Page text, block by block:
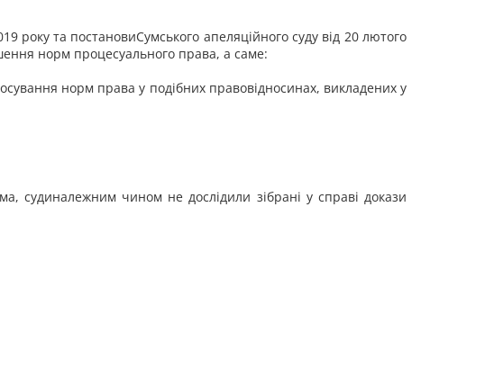
року та постановиСумського апеляційного суду від 20 лютого
норм процесуального права, а саме:
норм права у подібних правовідносинах, викладених у
судиналежним чином не дослідили зібрані у справі докази